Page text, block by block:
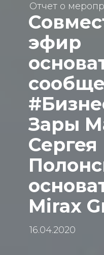
Отчет о
эфир
Зары
Сергея
Mirax
16.04.2020